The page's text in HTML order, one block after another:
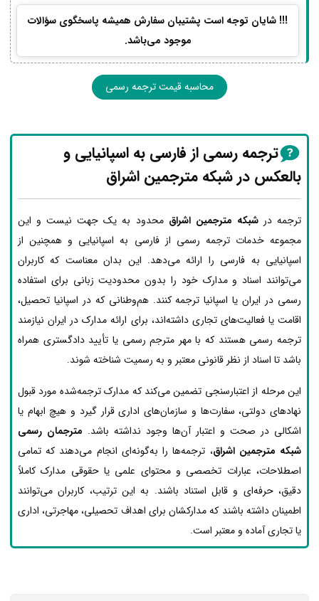
!!! شایان توجه است پشتیبان سفارش همیشه پاسخگوی سؤالات
موجود می‌باشد.
محاسبه قیمت ترجمه رسمی
ترجمه رسمی از فارسی به اسپانیایی و
بالعکس در شبکه مترجمین اشراق
ترجمه درشبکه مترجمین اشراق محدود به یک جهت نیست و این
مجموعه خدمات ترجمه رسمی از فارسی به اسپانیایی و همچنین از
اسپانیایی به فارسی را ارائه می‌دهد. این بدان معناست که کاربران
می‌توانند اسناد و مدارک خود را بدون محدودیت زبانی برای استفاده
رسمی در ایران یا اسپانیا ترجمه کنند. هم‌وطنانی که در اسپانیا تحصیل،
اقامت یا فعالیت‌های تجاری داشته‌اند، برای ارائه مدارک در ایران نیازمند
ترجمه رسمی هستند که با مهر مترجم رسمی یا تأیید دادگستری همراه
باشد تا اسناد از نظر قانونی معتبر و به رسمیت شناخته شوند.
این مرحله از اعتبارسنجی تضمین می‌کند که مدارک ترجمه‌شده مورد قبول
نهادهای دولتی، سفارت‌ها و سازمان‌های اداری قرار گیرد و هیچ ابهام یا
اشکالی در صحت و اعتبار آن‌ها وجود نداشته باشد. مترجمان رسمی
شبکه مترجمین اشراق، ترجمه‌ها را به‌گونه‌ای انجام می‌دهند که تمامی
اصطلاحات، عبارات تخصصی و محتوای علمی یا حقوقی مدارک کاملاً
دقیق، حرفه‌ای و قابل استناد باشند. به این ترتیب، کاربران می‌توانند
اطمینان داشته باشند که مدارکشان برای اهداف تحصیلی، مهاجرتی، اداری
یا تجاری آماده و معتبر است.